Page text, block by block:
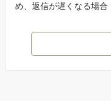
め、返信が遅くなる場合